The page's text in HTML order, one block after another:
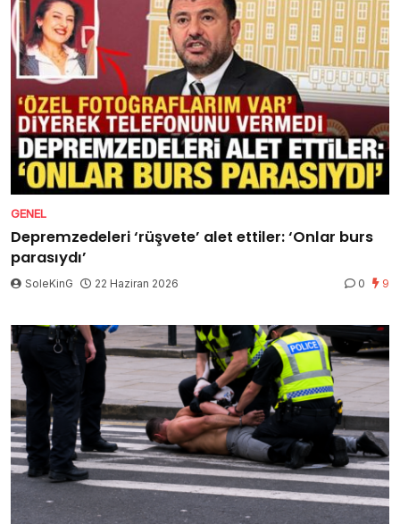
GENEL
Depremzedeleri ‘rüşvete’ alet ettiler: ‘Onlar burs
parasıydı’
SoleKinG 22 Haziran 2026 0 9